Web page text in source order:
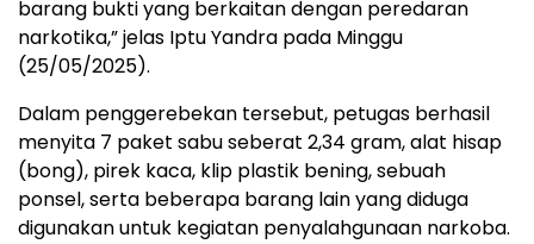
barang bukti yang berkaitan dengan peredaran
narkotika,” jelas Iptu Yandra pada Minggu
(25/05/2025).
Dalam penggerebekan tersebut, petugas berhasil
menyita 7 paket sabu seberat 2,34 gram, alat hisap
(bong), pirek kaca, klip plastik bening, sebuah
ponsel, serta beberapa barang lain yang diduga
digunakan untuk kegiatan penyalahgunaan narkoba.